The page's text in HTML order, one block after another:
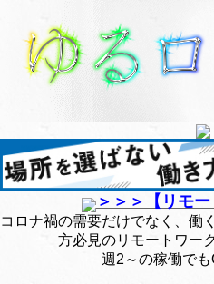
＞＞＞【リモ
コロナ禍の需要だけでなく、働
方必見のリモートワー
週2～の稼働で